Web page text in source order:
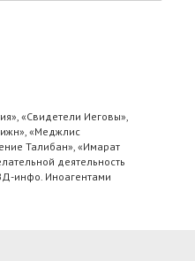
«Свидетели Иеговы»,
«Меджлис
Талибан», «Имарат
деятельность
инфо. Иноагентами